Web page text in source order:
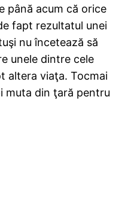
până acum că orice
fapt rezultatul unei
nu încetează să
unele dintre cele
altera viaţa. Tocmai
muta din ţară pentru